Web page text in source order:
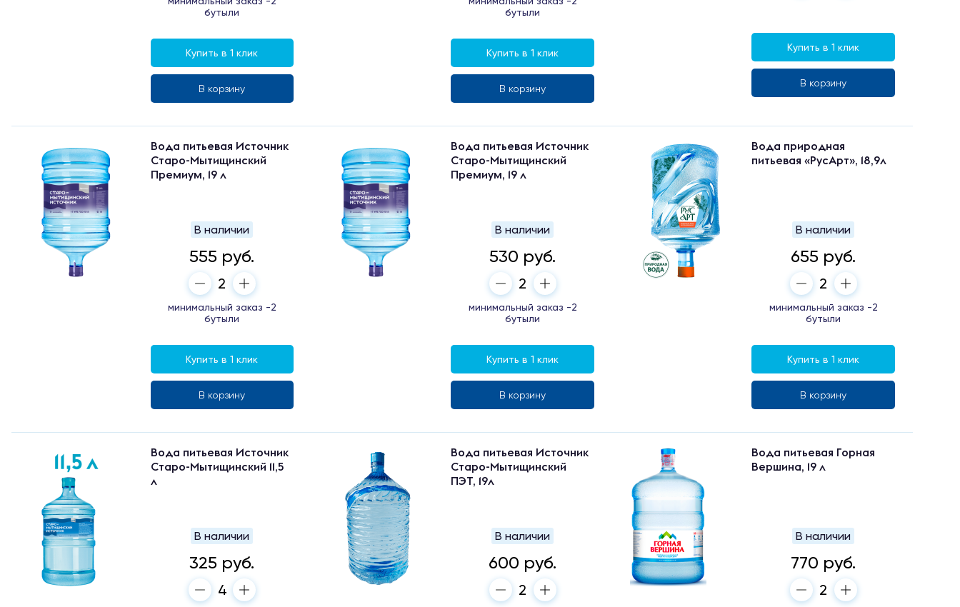
бутыли
Купить в 1 клик
В корзину
бутыли
Купить в 1 клик
В корзину
Купить в 1 клик
В корзину
Вода питьевая Источник
Старо-Мытищинский
Премиум, 19 л
В наличии
555 руб.
минимальный заказ -2
бутыли
Купить в 1 клик
В корзину
Вода питьевая Источник
Старо-Мытищинский
Премиум, 19 л
В наличии
530 руб.
минимальный заказ -2
бутыли
Купить в 1 клик
В корзину
Вода природная
питьевая «РусАрт», 18,9л
В наличии
655 руб.
минимальный заказ -2
бутыли
Купить в 1 клик
В корзину
Вода питьевая Источник
Старо-Мытищинский 11,5
л
В наличии
325 руб.
Вода питьевая Источник
Старо-Мытищинский
ПЭТ, 19л
В наличии
600 руб.
Вода питьевая Горная
Вершина, 19 л
В наличии
770 руб.